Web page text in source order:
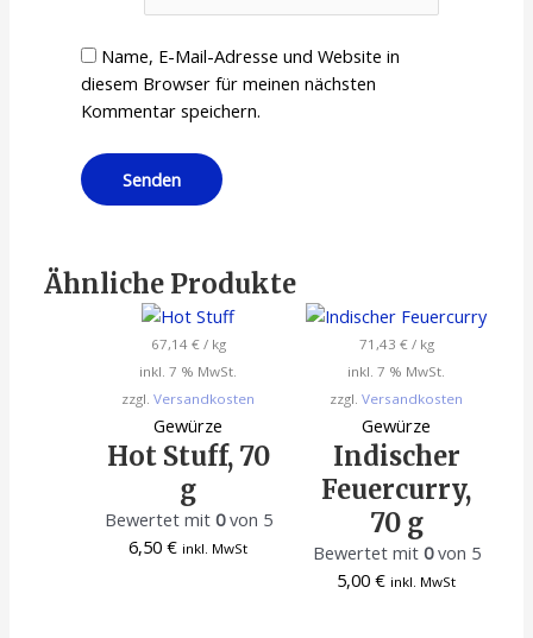
Name, E-Mail-Adresse und Website in
diesem Browser für meinen nächsten
Kommentar speichern.
Ähnliche Produkte
67,14 €/ kg
inkl. 7 % MwSt.
zzgl.Versandkosten
Gewürze
Hot Stuff, 70
g
Bewertet mit 0von 5
6,50€ inkl. MwSt
71,43 €/ kg
inkl. 7 % MwSt.
zzgl.Versandkosten
Gewürze
Indischer
Feuercurry,
70 g
Bewertet mit 0von 5
5,00€ inkl. MwSt